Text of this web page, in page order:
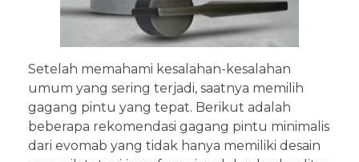
Setelah memahami kesalahan-kesalahan
umum yang sering terjadi, saatnya memilih
gagang pintu yang tepat. Berikut adalah
beberapa rekomendasi gagang pintu minimalis
dari evomab yang tidak hanya memiliki desain